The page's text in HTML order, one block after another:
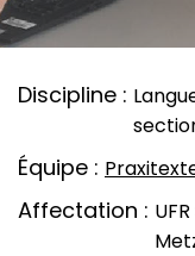
Discipline
Équipe
Affectation